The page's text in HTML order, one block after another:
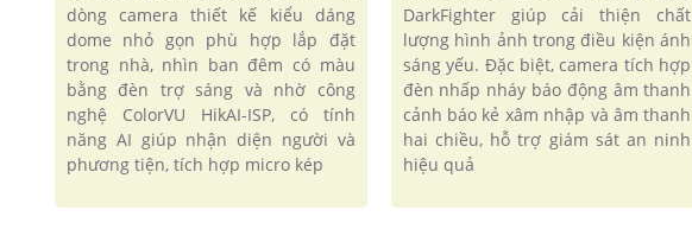
dòng camera thiết kế kiểu dáng
dome nhỏ gọn phù hợp lắp đặt
trong nhà, nhìn ban đêm có màu
bằng đèn trợ sáng và nhờ công
nghệ ColorVU HikAI-ISP, có tính
năng AI giúp nhận diện người và
phương tiện, tích hợp micro kép
DarkFighter giúp cải thiện chất
lượng hình ảnh trong điều kiện ánh
sáng yếu. Đặc biệt, camera tích hợp
đèn nhấp nháy báo động âm thanh
cảnh báo kẻ xâm nhập và âm thanh
hai chiều, hỗ trợ giám sát an ninh
hiệu quả